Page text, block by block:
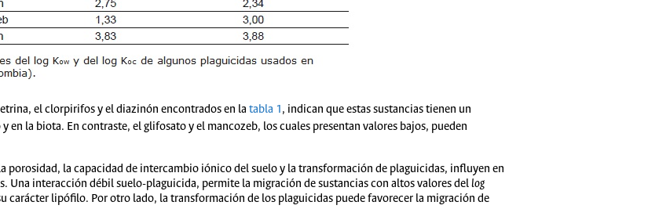
el clorpirifos y el diazinón encontrados en la tabla 1 , indican que estas sustancias tienen un
en la biota. En contraste, el glifosato y el mancozeb, los cuales presentan valores bajos, pueden
porosidad, la capacidad de intercambio iónico del suelo y la transformación de plaguicidas, influyen en
Una interacción débil suelo-plaguicida, permite la migración de sustancias con altos valores dellog
carácter lipófilo. Por otro lado, la transformación de los plaguicidas puede favorecer la migración de